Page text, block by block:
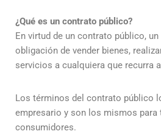
¿Qué es un contrato público?
En virtud de un contrato público,
obligación de vender bienes,
servicios a cualquiera que recurra
Los términos del contrato público
empresario y son los mismos para
consumidores.